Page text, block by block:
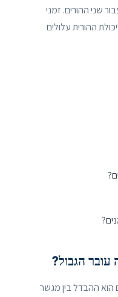
שני ההורים. זמני
ההורית עלולים
הגבול?
ההבדל בין מגשר